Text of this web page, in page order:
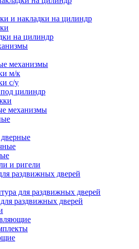
и накладки на цилиндр
на цилиндр
механизмы
м/к
с/у
цилиндр
механизмы
и ригели
раздвижных дверей
для раздвижных дверей
раздвижных дверей